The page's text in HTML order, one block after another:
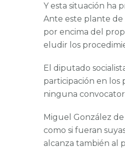
Y esta situación ha
Ante este plante de
por encima del
eludir los
El diputado
participación en los
ninguna
Miguel González
como si fueran
alcanza también al